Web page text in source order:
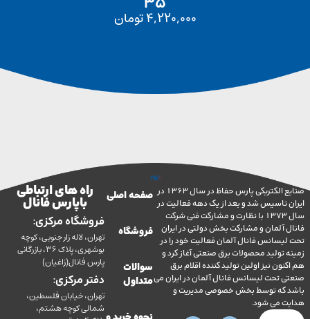
4,220,000تومان
صنایع الکتریکی پارس حفاظ در سال 1363 در
شد و بعد از یک دهه فعالیت در
سال 1373 با نظارت و مشارکت فنی شرکت
و مشارکت بخش دولتی در ایران
فانال آلمان فعالیت خود را در
محصولات برق صنعتی آغاز کرد و
نیز اولین تولید کننده اقلام برق
لیسانس فانال آلمان در ایران می
توسط بخش خصوصی مدیریت و
می شود.
صفحه اصلی
فروشگاه
سوالات
متداول
راه های ارتباطی
با پارس فانال
فروشگاه مرکزی:
تهران، لاله زار جنوبی، کوچه
بوشهری، پلاک 36، بازرگانی
پارس فانال(زاغیان)
دفتر مرکزی:
تهران، خیابان فلسطین،
شمالی کوچه هشتم،